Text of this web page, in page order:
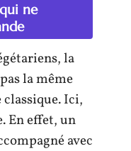
ne
la
la même
Ici,
En effet, un
avec